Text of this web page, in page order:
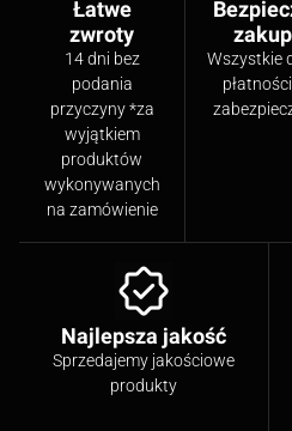
Łatwe
zwroty
14 dni bez
podania
przyczyny *za
wyjątkiem
produktów
wykonywanych
na zamówienie
Wszystkie
Najlepsza jakość
Sprzedajemy jakościowe
produkty